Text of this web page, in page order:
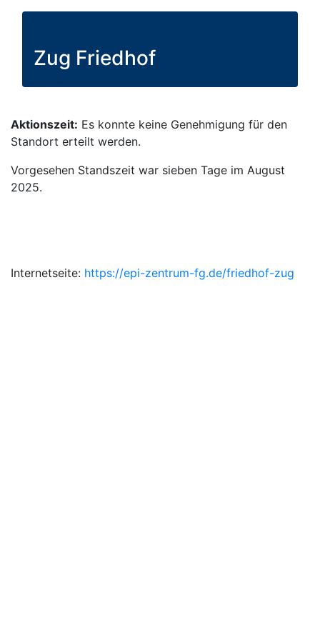
Zug Friedhof
Aktionszeit: Es konnte keine Genehmigung für den
Standort erteilt werden.
Vorgesehen Standszeit war sieben Tage im August
2025.
Internetseite: https://epi-zentrum-fg.de/friedhof-zug